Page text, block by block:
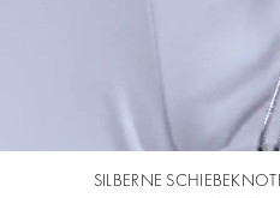
SILBERNE